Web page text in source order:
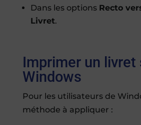
Dans les options Recto
Livret.
Imprimer un livret
Windows
Pour les utilisateurs de
méthode à appliquer :